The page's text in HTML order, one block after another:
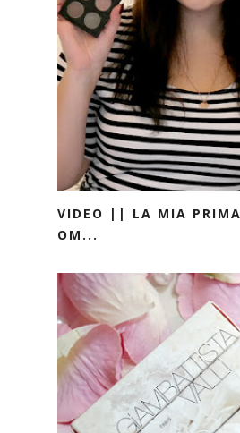
VIDEO || LA MIA
OM...